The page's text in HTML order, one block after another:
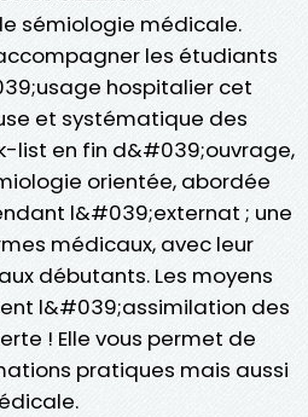
sémiologie médicale.
les étudiants
hospitalier cet
et systématique des
list en fin d&#039;ouvrage,
orientée, abordée
l&#039;externat ; une
médicaux, avec leur
débutants. Les moyens
l&#039;assimilation des
! Elle vous permet de
pratiques mais aussi